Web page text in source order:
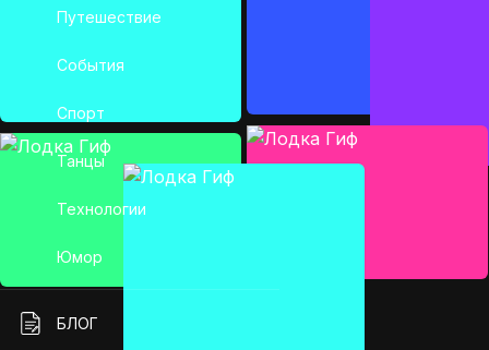
Путешествие
События
Спорт
Танцы
Технологии
Юмор
БЛОГ